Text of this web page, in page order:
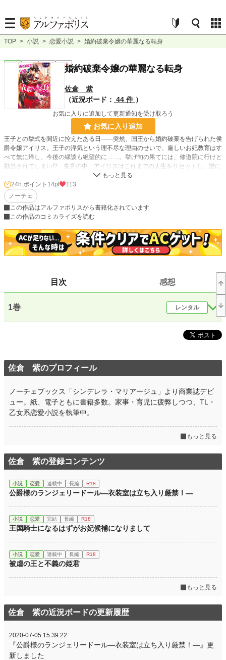
TOP > 小説 > 恋愛小説 > 婚約破棄令嬢の華麗なる転身
完結 長編 R18婚約破棄令嬢の華麗なる転身
佐倉 紫
（近況ボード： 44 件 ）
お気に入りに追加して更新通知を受け取ろう
お気に入り追加
王子との挙式を間近に控えたある日――突然、国王から婚約破棄を告げられた侯
爵令嬢アイリス。王子の浮気という理不尽な理由のせいで、厳しいお妃教育はす
べて無に帰し、今後の縁談も絶望的に……。挙げ句の果てには、修道院に行けと
勘当されてしまい!? 失意の中、アイリスはこれまでの人生をリセットし、誰に
も縛られず自由に生きようと決意する。とはいえ、お妃教育しか受けてこなかっ
た淑女の自立は当然ながら前途多難……。そんな折、謎めいた美貌の男性との出
逢いが、アイリスに新たな恋と人生の扉を開いて――？ 人生は山あり谷あり恋
もあり!? 婚約破棄令嬢の華麗なる逆転ラブストーリー！
恋愛 13,631 位 / 66,405 件
文字数(レンタル含む) 163,184
更新日時
週間ポイント 49 pt (46,319 位)
年間ポイント 18,629 pt (21,077 位)
24h.ポイント 14pt
113
ノーチェ
この作品はアルファポリスから書籍化されています
この作品のコミカライズを読む
目次 感想
1巻 レンタル
佐倉 紫のプロフィール
ノーチェブックス「シンデレラ・マリアージュ」より商業誌デビ
ュー。紙、電子ともに書籍多数。家事・育児に疲弊しつつ、TL・
乙女系恋愛小説を執筆中。
もっと見る
佐倉 紫の登録コンテンツ
小説 恋愛 連載中 長編 R18
公爵様のランジェリードール―衣装室は立ち入り厳禁！―
小説 恋愛 完結 長編 R18
王国騎士になるはずがお妃候補になりまして
小説 恋愛 連載中 長編 R18
被虐の王と不義の姫君
もっと見る
佐倉 紫の近況ボードの更新履歴
2020-07-05 15:39:22
『公爵様のランジェリードール―衣装室は立ち入り厳禁！―』更
新しました